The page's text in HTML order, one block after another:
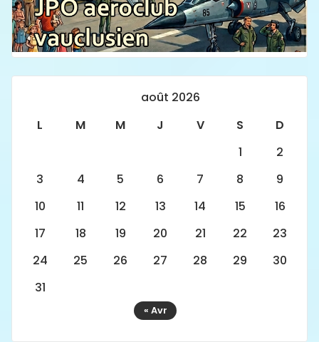
août 2026
L
M M J V S
D
1
2
3
4 5 6 7 8
9
10
11 12 13 14 15
16
17
18 19 20 21 22
23
24
25 26 27 28 29
30
31
« Avr